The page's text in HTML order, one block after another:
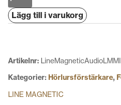
Magnetic
Audio
Lägg till i varukorg
Artikelnr:
Kategorier: Hörlursförstärkare,
LINE MAGNETIC